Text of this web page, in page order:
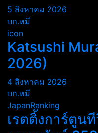
5 สิงหาคม 2026
บก.หมี
icon
Katsushi
2026)
4 สิงหาคม 2026
บก.หมี
JapanRanking
เรตติ้งการ์ตูน